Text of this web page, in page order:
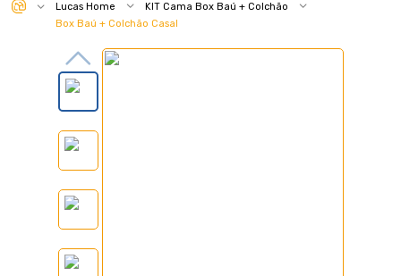
Lucas Home
KIT Cama Box Baú + Colchão
Box Baú + Colchão Casal